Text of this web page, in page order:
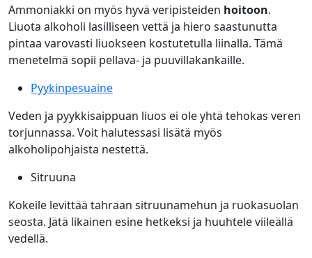
Ammoniakki on myös hyvä veripisteiden hoitoon.
Liuota alkoholi lasilliseen vettä ja hiero saastunutta
pintaa varovasti liuokseen kostutetulla liinalla. Tämä
menetelmä sopii pellava- ja puuvillakankaille.
Pyykinpesuaine
Veden ja pyykkisaippuan liuos ei ole yhtä tehokas veren
torjunnassa. Voit halutessasi lisätä myös
alkoholipohjaista nestettä.
Sitruuna
Kokeile levittää tahraan sitruunamehun ja ruokasuolan
seosta. Jätä likainen esine hetkeksi ja huuhtele viileällä
vedellä.